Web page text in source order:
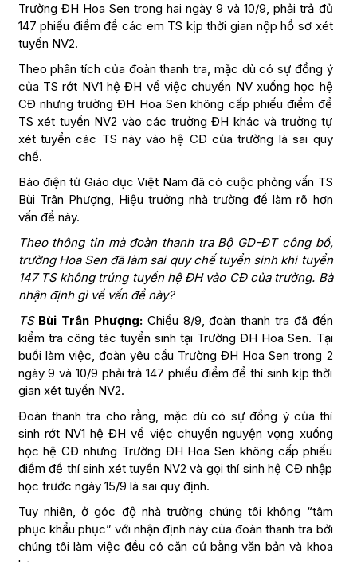
Trường ĐH Hoa Sen trong hai ngày 9 và 10/9, phải trả đủ
147 phiếu điểm để các em TS kịp thời gian nộp hồ sơ xét
tuyển NV2.
Theo phân tích của đoàn thanh tra, mặc dù có sự đồng ý
của TS rớt NV1 hệ ĐH về việc chuyển NV xuống học hệ
CĐ nhưng trường ĐH Hoa Sen không cấp phiếu điểm để
TS xét tuyển NV2 vào các trường ĐH khác và trường tự
xét tuyển các TS này vào hệ CĐ của trường là sai quy
chế.
Báo điện tử Giáo dục Việt Nam đã có cuộc phỏng vấn TS
Bùi Trân Phượng, Hiệu trưởng nhà trường để làm rõ hơn
vấn đề này.
Theo thông tin mà đoàn thanh tra Bộ GD-ĐT công bố,
trường Hoa Sen đã làm sai quy chế tuyển sinh khi tuyển
147 TS không trúng tuyển hệ ĐH vào CĐ của trường. Bà
nhận định gì về vấn đề này?
TS Bùi Trân Phượng:Chiều 8/9, đoàn thanh tra đã đến
kiểm tra công tác tuyển sinh tại Trường ĐH Hoa Sen. Tại
buổi làm việc, đoàn yêu cầu Trường ĐH Hoa Sen trong 2
ngày 9 và 10/9 phải trả 147 phiếu điểm để thí sinh kịp thời
gian xét tuyển NV2.
Đoàn thanh tra cho rằng, mặc dù có sự đồng ý của thí
sinh rớt NV1 hệ ĐH về việc chuyển nguyện vọng xuống
học hệ CĐ nhưng Trường ĐH Hoa Sen không cấp phiếu
điểm để thí sinh xét tuyển NV2 và gọi thí sinh hệ CĐ nhập
học trước ngày 15/9 là sai quy định.
Tuy nhiên, ở góc độ nhà trường chúng tôi không “tâm
phục khẩu phục” với nhận định này của đoàn thanh tra bởi
chúng tôi làm việc đều có căn cứ bằng văn bản và khoa